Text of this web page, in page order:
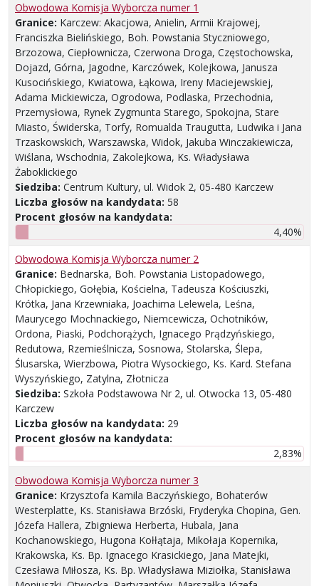
Obwodowa Komisja Wyborcza numer 1
Granice: Karczew: Akacjowa, Anielin, Armii Krajowej,
Franciszka Bielińskiego, Boh. Powstania Styczniowego,
Brzozowa, Ciepłownicza, Czerwona Droga, Częstochowska,
Dojazd, Górna, Jagodne, Karczówek, Kolejkowa, Janusza
Kusocińskiego, Kwiatowa, Łąkowa, Ireny Maciejewskiej,
Adama Mickiewicza, Ogrodowa, Podlaska, Przechodnia,
Przemysłowa, Rynek Zygmunta Starego, Spokojna, Stare
Miasto, Świderska, Torfy, Romualda Traugutta, Ludwika i Jana
Trzaskowskich, Warszawska, Widok, Jakuba Winczakiewicza,
Wiślana, Wschodnia, Zakolejkowa, Ks. Władysława
Żaboklickiego
Siedziba: Centrum Kultury, ul. Widok 2, 05-480 Karczew
Liczba głosów na kandydata: 58
Procent głosów na kandydata:
4,40%
Obwodowa Komisja Wyborcza numer 2
Granice: Bednarska, Boh. Powstania Listopadowego,
Chłopickiego, Gołębia, Kościelna, Tadeusza Kościuszki,
Krótka, Jana Krzewniaka, Joachima Lelewela, Leśna,
Maurycego Mochnackiego, Niemcewicza, Ochotników,
Ordona, Piaski, Podchorążych, Ignacego Prądzyńskiego,
Redutowa, Rzemieślnicza, Sosnowa, Stolarska, Ślepa,
Ślusarska, Wierzbowa, Piotra Wysockiego, Ks. Kard. Stefana
Wyszyńskiego, Zatylna, Złotnicza
Siedziba: Szkoła Podstawowa Nr 2, ul. Otwocka 13, 05-480
Karczew
Liczba głosów na kandydata: 29
Procent głosów na kandydata:
2,83%
Obwodowa Komisja Wyborcza numer 3
Granice: Krzysztofa Kamila Baczyńskiego, Bohaterów
Westerplatte, Ks. Stanisława Brzóski, Fryderyka Chopina, Gen.
Józefa Hallera, Zbigniewa Herberta, Hubala, Jana
Kochanowskiego, Hugona Kołłątaja, Mikołaja Kopernika,
Krakowska, Ks. Bp. Ignacego Krasickiego, Jana Matejki,
Czesława Miłosza, Ks. Bp. Władysława Miziołka, Stanisława